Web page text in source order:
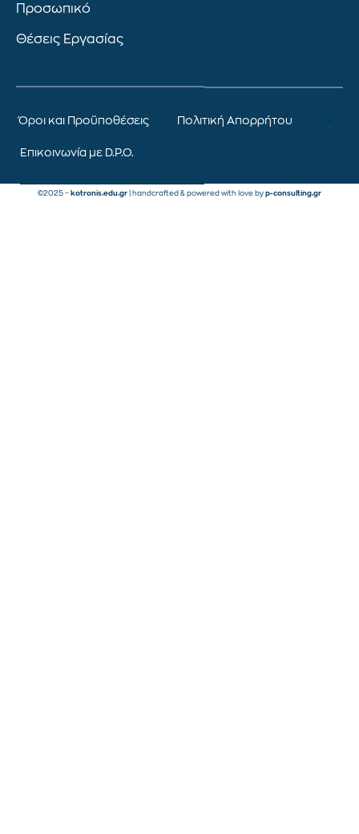
Προσωπικό
Θέσεις Εργασίας
Όροι και Προϋποθέσεις Πολιτική Απορρήτου
Επικοινωνία με D.P.O.
©2025 – kotronis.edu.gr | handcrafted & powered with love by p-consulting.gr